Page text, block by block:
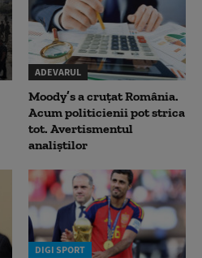
ADEVARUL
Moody’s a cruțat România.
Acum politicienii pot strica
tot. Avertismentul
analiștilor
DIGI SPORT